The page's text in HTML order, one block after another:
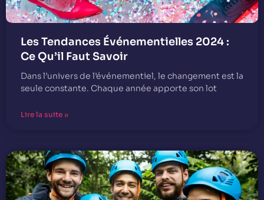
Les Tendances Événementielles 2024 :
Ce Qu’il Faut Savoir
Dans l’univers de l’événementiel, le changement est la
seule constante. Chaque année apporte son lot
Lire la suite »